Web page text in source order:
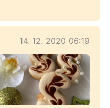
14. 12. 2020 06:19